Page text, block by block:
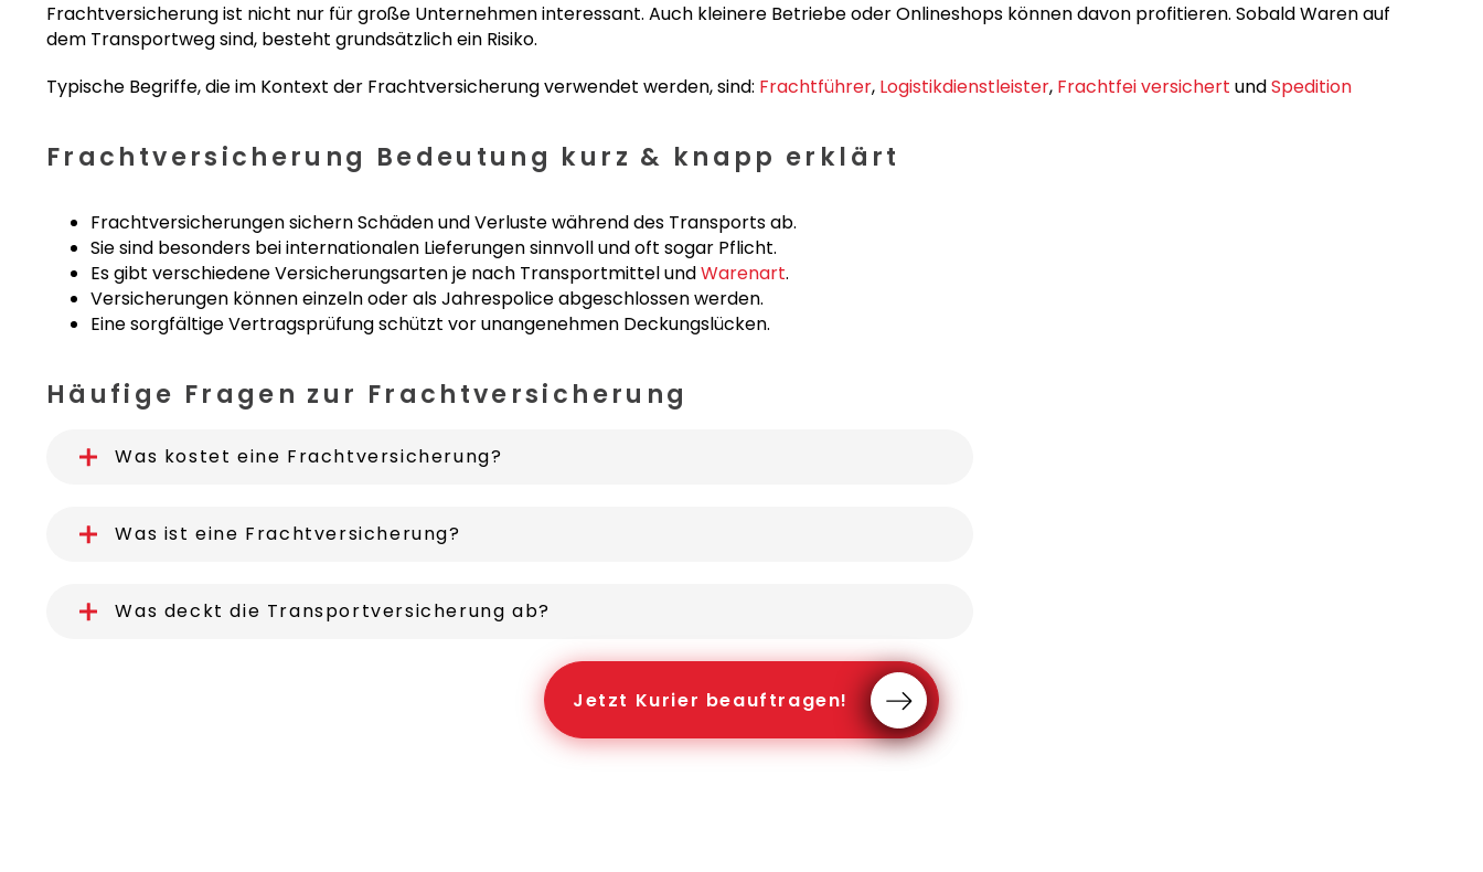
Frachtversicherung ist nicht nur für große Unternehmen interessant. Auch kleinere Betriebe oder Onlineshops können davon profitieren. Sobald Waren auf
dem Transportweg sind, besteht grundsätzlich ein Risiko.
Typische Begriffe, die im Kontext der Frachtversicherung verwendet werden, sind: Frachtführer, Logistikdienstleister, Frachtfei versichert undSpedition
Frachtversicherung Bedeutung kurz & knapp erklärt
Frachtversicherungen sichern Schäden und Verluste während des Transports ab.
Sie sind besonders bei internationalen Lieferungen sinnvoll und oft sogar Pflicht.
Es gibt verschiedene Versicherungsarten je nach Transportmittel undWarenart.
Versicherungen können einzeln oder als Jahrespolice abgeschlossen werden.
Eine sorgfältige Vertragsprüfung schützt vor unangenehmen Deckungslücken.
Häufige Fragen zur Frachtversicherung
Was kostet eine Frachtversicherung?
Was ist eine Frachtversicherung?
Was deckt die Transportversicherung ab?
Jetzt Kurier beauftragen!